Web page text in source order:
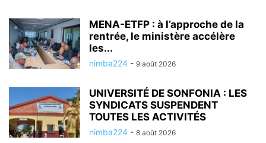
MENA-ETFP : à l’approche de la
rentrée, le ministère accélère
les...
nimba224 - 9 août 2026
UNIVERSITÉ DE SONFONIA : LES
SYNDICATS SUSPENDENT
TOUTES LES ACTIVITÉS
nimba224 - 8 août 2026